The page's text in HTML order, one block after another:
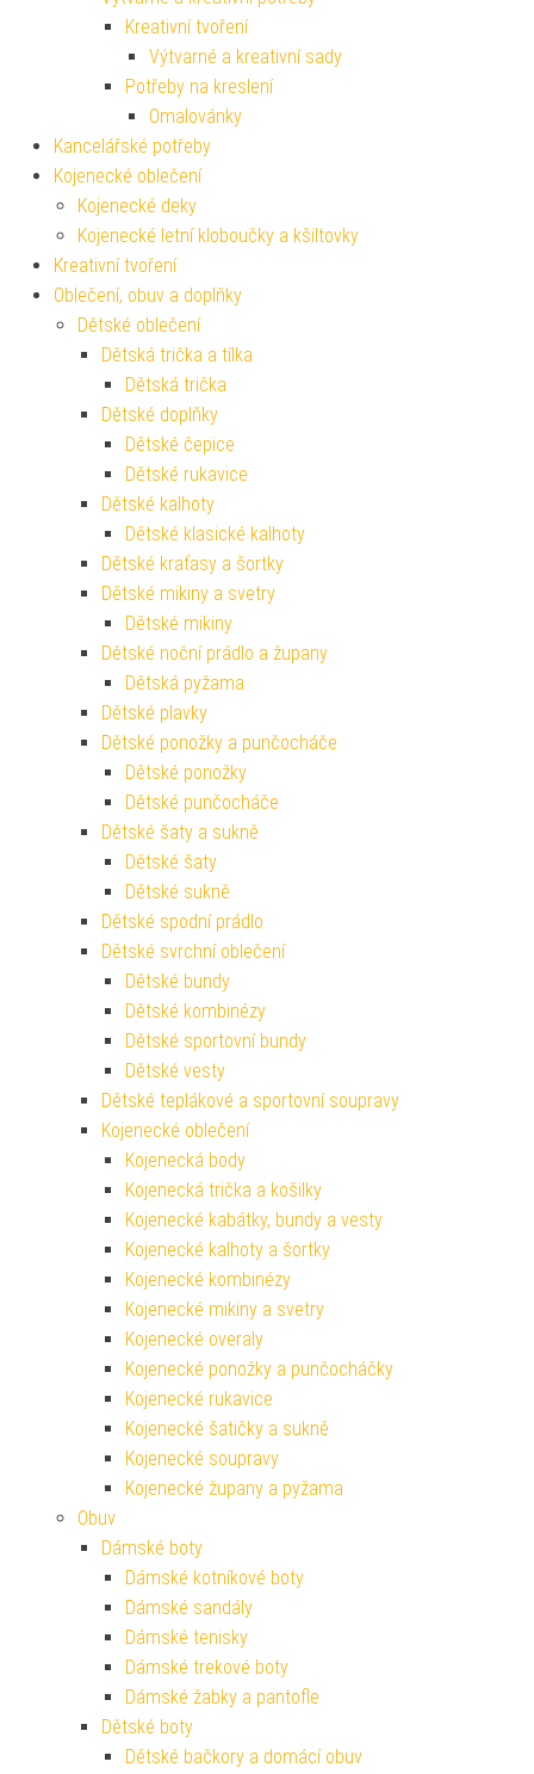
Kreativní tvoření
Výtvarné a kreativní sady
Potřeby na kreslení
Omalovánky
Kancelářské potřeby
Kojenecké oblečení
Kojenecké deky
Kojenecké letní kloboučky a kšiltovky
Kreativní tvoření
Oblečení, obuv a doplňky
Dětské oblečení
Dětská trička a tílka
Dětská trička
Dětské doplňky
Dětské čepice
Dětské rukavice
Dětské kalhoty
Dětské klasické kalhoty
Dětské kraťasy a šortky
Dětské mikiny a svetry
Dětské mikiny
Dětské noční prádlo a župany
Dětská pyžama
Dětské plavky
Dětské ponožky a punčocháče
Dětské ponožky
Dětské punčocháče
Dětské šaty a sukně
Dětské šaty
Dětské sukně
Dětské spodní prádlo
Dětské svrchní oblečení
Dětské bundy
Dětské kombinézy
Dětské sportovní bundy
Dětské vesty
Dětské teplákové a sportovní soupravy
Kojenecké oblečení
Kojenecká body
Kojenecká trička a košilky
Kojenecké kabátky, bundy a vesty
Kojenecké kalhoty a šortky
Kojenecké kombinézy
Kojenecké mikiny a svetry
Kojenecké overaly
Kojenecké ponožky a punčocháčky
Kojenecké rukavice
Kojenecké šatičky a sukně
Kojenecké soupravy
Kojenecké župany a pyžama
Obuv
Dámské boty
Dámské kotníkové boty
Dámské sandály
Dámské tenisky
Dámské trekové boty
Dámské žabky a pantofle
Dětské boty
Dětské bačkory a domácí obuv